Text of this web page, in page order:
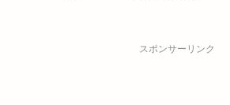
スポンサーリンク